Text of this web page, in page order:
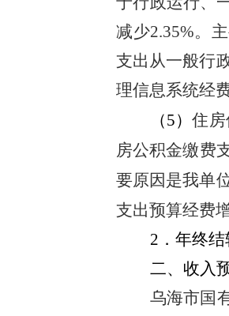
减少2.35%。
支出从一般行
理信息系统经
（5）住
房公积金缴费
要原因是我单
支出预算经费
2．年终
二、收入
乌海市国